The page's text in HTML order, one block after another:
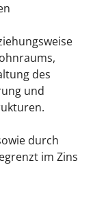
des
und
durch
im Zins